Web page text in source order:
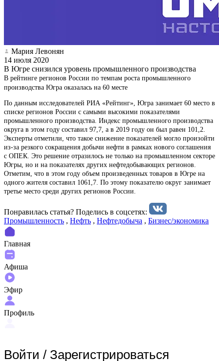
Мария Левонян
14 июля 2020
В Югре снизился уровень промышленного производства
В рейтинге регионов России по темпам роста промышленного
производства Югра оказалась на 60 месте
По данным исследователей РИА «Рейтинг», Югра занимает 60 место в
списке регионов России с самыми высокими показателями
промышленного производства. Индекс промышленного производства
округа в этом году составил 97,7, а в 2019 году он был равен 101,2.
Эксперты отметили, что такое снижение показателей могло произойти
из-за резкого сокращения добычи нефти в рамках нового соглашения
с ОПЕК. Это решение отразилось не только на промышленном секторе
Югры, но и на показателях других нефтедобывающих регионов.
Отметим, что в этом году объем произведенных товаров в Югре на
одного жителя составил 1061,7. По этому показателю округ занимает
третье место среди других регионов России.
Понравилась статья? Поделиcь в соцсетях:
Промышленность , Нефть , Нефтедобыча , Бизнес/экономика
Главная
Афиша
Эфир
Профиль
Войти / Зарегистрироваться